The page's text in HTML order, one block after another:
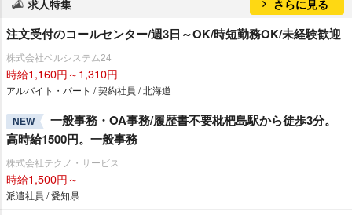
求人特集 さらに見る
注文受付のコールセンター/週3日～OK/時短勤務OK/未経験歓迎
株式会社ベルシステム24
時給1,160円～1,310円
アルバイト・パート / 契約社員 / 北海道
NEW
一般事務・OA事務/履歴書不要枇杷島駅から徒歩3分。
高時給1500円。一般事務
株式会社テクノ・サービス
時給1,500円～
派遣社員 / 愛知県